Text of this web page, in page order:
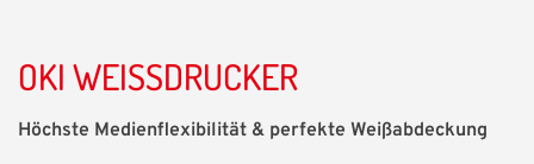
OKI WEISSDRUCKER
Höchste Medienflexibilität & perfekte Weißabdeckung